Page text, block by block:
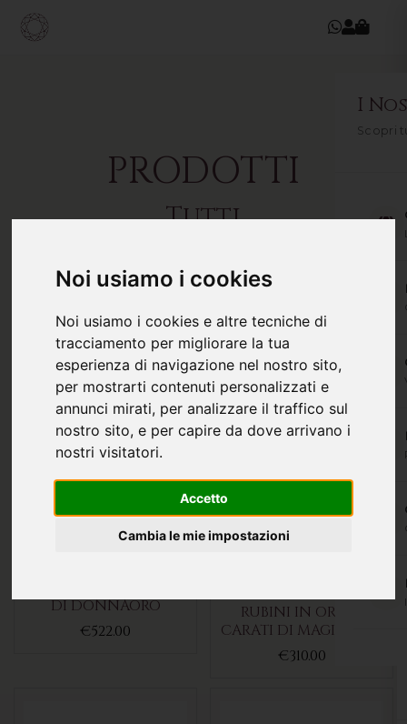
Noi usiamo i cookies
Noi usiamo i cookies e altre tecniche di
tracciamento per migliorare la tua
esperienza di navigazione nel nostro sito,
per mostrarti contenuti personalizzati e
annunci mirati, per analizzare il traffico sul
nostro sito, e per capire da dove arrivano i
nostri visitatori.
Accetto
Cambia le mie impostazioni
I
Scopri
PRODOTTI
Tutti
di altissima
FILTRI ATTIVI: Rubino Disattiva filtri
DI DONNAORO
€522.00
RUBINI IN ORO 18
CARATI DI MAGICWIRE
€310.00